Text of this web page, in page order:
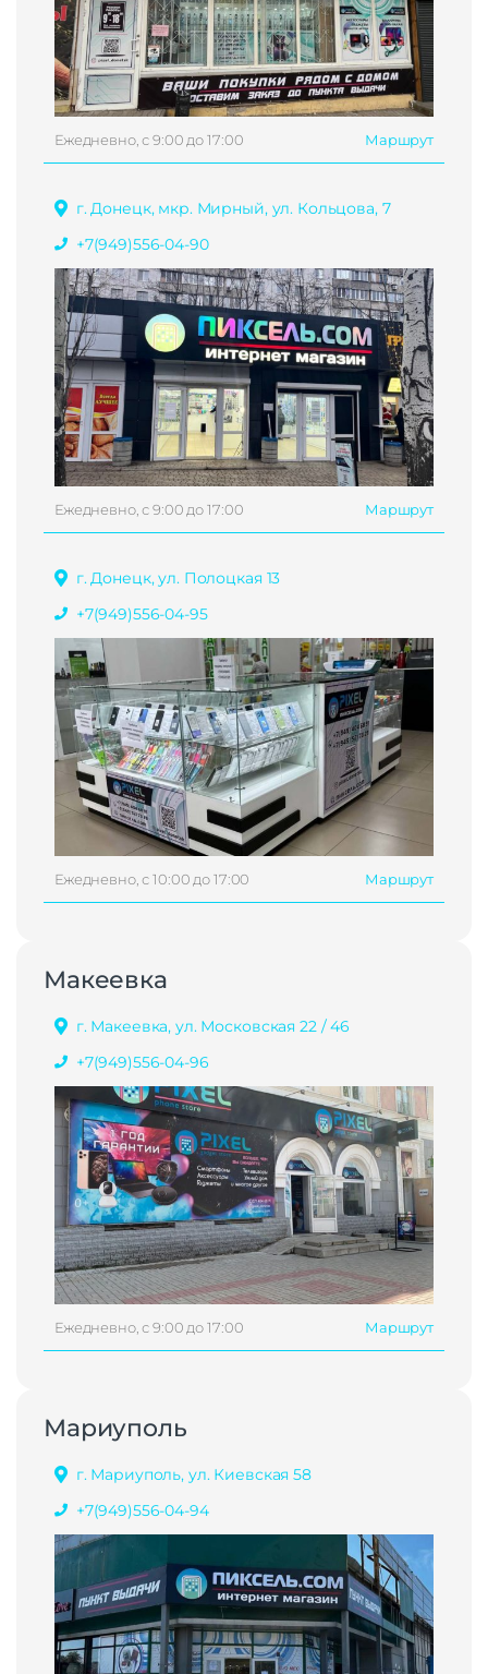
Ежедневно, с 9:00 до 17:00 Маршрут
г. Донецк, мкр. Мирный, ул. Кольцова, 7
+7(949)556-04-90
Ежедневно, с 9:00 до 17:00 Маршрут
г. Донецк, ул. Полоцкая 13
+7(949)556-04-95
Ежедневно, с 10:00 до 17:00 Маршрут
Макеевка
г. Макеевка, ул. Московская 22 / 46
+7(949)556-04-96
Ежедневно, с 9:00 до 17:00 Маршрут
Мариуполь
г. Мариуполь, ул. Киевская 58
+7(949)556-04-94